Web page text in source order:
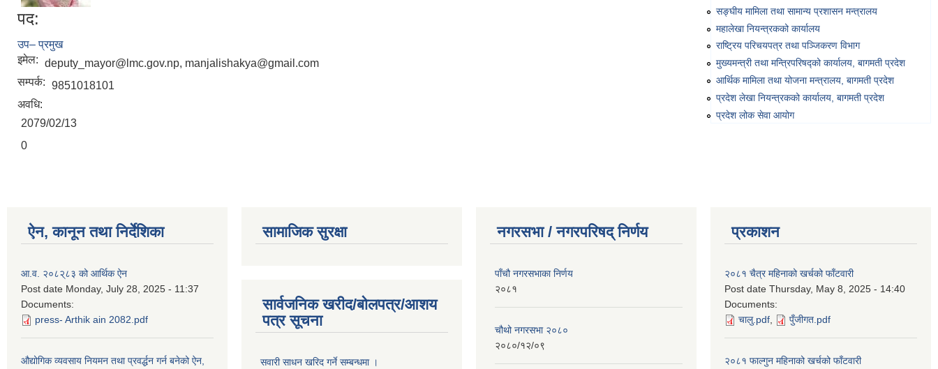
पद:
उप– प्रमुख
इमेल: deputy_mayor@lmc.gov.np, manjalishakya@gmail.com
सम्पर्क: 9851018101
अवधि:
2079/02/13
0
सङ्‍घीय मामिला तथा सामान्य प्रशासन मन्त्रालय
महालेखा नियन्त्रकको कार्यालय
राष्ट्रिय परिचयपत्र तथा पञ्‍जिकरण विभाग
मुख्यमन्त्री तथा मन्त्रिपरिषद्को कार्यालय, बागमती प्रदेश
आर्थिक मामिला तथा योजना मन्त्रालय, बागमती प्रदेश
प्रदेश लेखा नियन्त्रकको कार्यालय, बागमती प्रदेश
प्रदेश लोक सेवा आयोग
ऐन, कानून तथा निर्देशिका
आ.व. २०८२्८३ को आर्थिक ऐन
Post date Monday, July 28, 2025 - 11:37
Documents:
press- Arthik ain 2082.pdf
औद्योगिक व्यवसाय नियमन तथा प्रवर्द्धन गर्न बनेको ऐन,
सामाजिक सुरक्षा
सार्वजनिक खरीद/बोलपत्र/आशय
पत्र सूचना
सवारी साधन खरिद गर्ने सम्बन्धमा ।
नगरसभा / नगरपरिषद् निर्णय
पाँचौ नगरसभाका निर्णय
२०८१
चौथो नगरसभा २०८०
२०८०/१२/०९
प्रकाशन
२०८१ चैत्र महिनाको खर्चको फाँटवारी
Post date Thursday, May 8, 2025 - 14:40
Documents:
चालु.pdf
पुँजीगत.pdf
२०८१ फाल्गुन महिनाको खर्चको फाँटवारी